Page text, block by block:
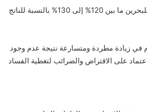
وأن نسبة الدين العام للبحرين ما بين 120% إلى 130% بالنسبة للناتج
في زيادة مطردة ومتسارعة نتيجة عدم وجود
على الاقتراض والضرائب لتغطية الفساد